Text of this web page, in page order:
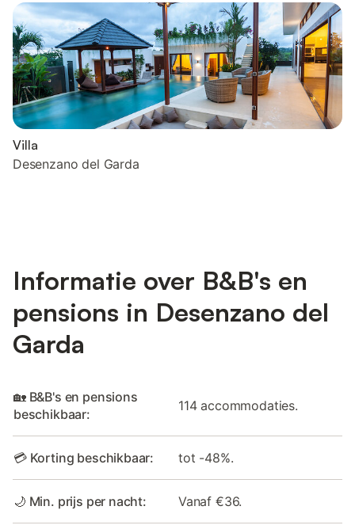
Villa
Desenzano del Garda
Informatie over B&B's en
pensions in Desenzano del
Garda
🏡 B&B's en pensions
beschikbaar:
114 accommodaties.
💳 Korting beschikbaar: tot -48%.
🌙 Min. prijs per nacht: Vanaf €36.